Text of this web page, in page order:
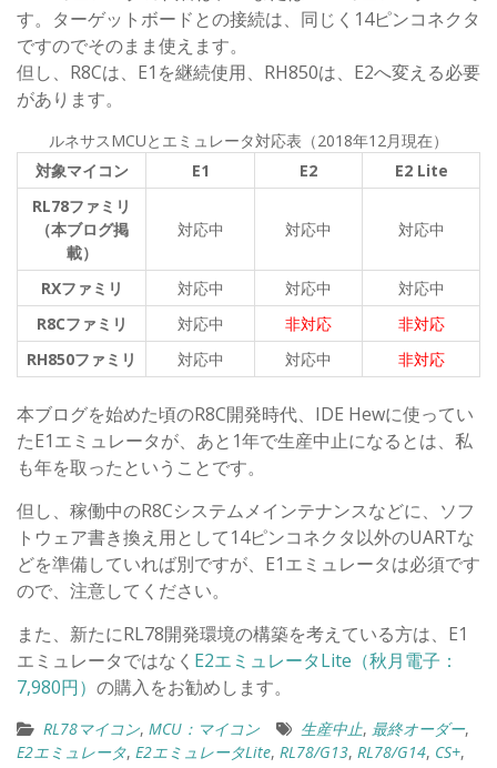
す。ターゲットボードとの接続は、同じく14ピンコネクタ
ですのでそのまま使えます。
但し、R8Cは、E1を継続使用、RH850は、E2へ変える必要
があります。
ルネサスMCUとエミュレータ対応表（2018年12月現在）
対象マイコン
E1 E2
E2 Lite
RL78ファミリ
（本ブログ掲
載）
対応中 対応中 対応中
RXファミリ 対応中 対応中
対応中
R8Cファミリ 対応中 非対応
非対応
RH850ファミリ 対応中 対応中 非対応
本ブログを始めた頃のR8C開発時代、IDE Hewに使ってい
たE1エミュレータが、あと1年で生産中止になるとは、私
も年を取ったということです。
但し、稼働中のR8Cシステムメインテナンスなどに、ソフ
トウェア書き換え用として14ピンコネクタ以外のUARTな
どを準備していれば別ですが、E1エミュレータは必須です
ので、注意してください。
また、新たにRL78開発環境の構築を考えている方は、E1
エミュレータではなく E2エミュレータLite（秋月電子：
7,980円） の購入をお勧めします。
RL78マイコン, MCU：マイコン 生産中止, 最終オーダー,
E2エミュレータ, E2エミュレータLite, RL78/G13, RL78/G14, CS+,